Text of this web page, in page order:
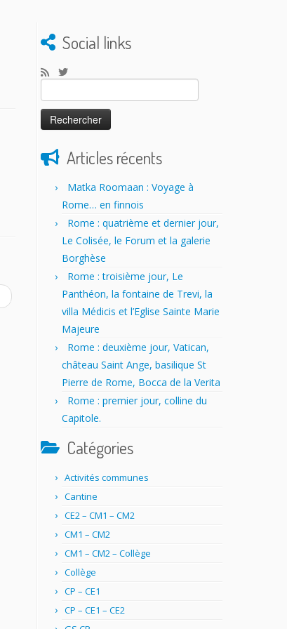
Social links
Rechercher :
Articles récents
Matka Roomaan : Voyage à
Rome… en finnois
Rome : quatrième et dernier jour,
Le Colisée, le Forum et la galerie
Borghèse
Rome : troisième jour, Le
Panthéon, la fontaine de Trevi, la
villa Médicis et l’Eglise Sainte Marie
Majeure
Rome : deuxième jour, Vatican,
château Saint Ange, basilique St
Pierre de Rome, Bocca de la Verita
Rome : premier jour, colline du
Capitole.
Catégories
Activités communes
Cantine
CE2 – CM1 – CM2
CM1 – CM2
CM1 – CM2 – Collège
Collège
CP – CE1
CP – CE1 – CE2